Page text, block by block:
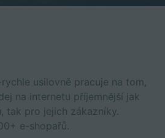
usilovně pracuje na tom,
na internetu příjemnější jak
tak pro jejich zákazníky.
e-shopařů.